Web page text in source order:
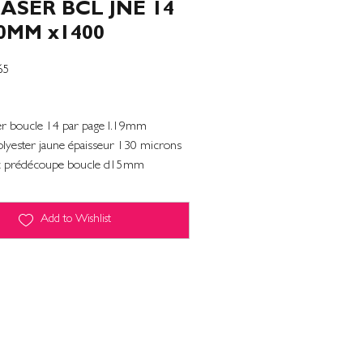
BCL JNE 14
x1400
boucle 14 par page l.19mm
jaune épaisseur 130 microns
prédécoupe boucle d15mm
Add to Wishlist